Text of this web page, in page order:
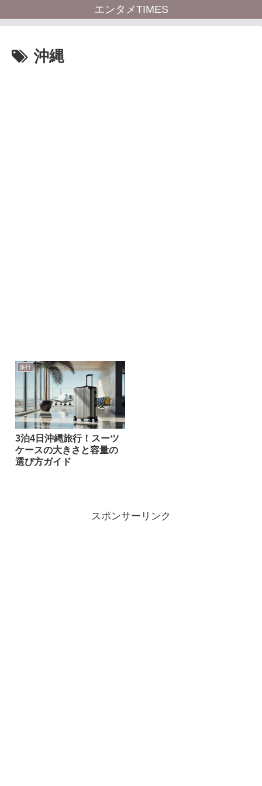
エンタメTIMES
沖縄
旅行
3泊4日沖縄旅行！スーツ
ケースの大きさと容量の
選び方ガイド
スポンサーリンク